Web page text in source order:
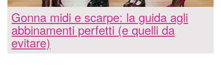
Gonna midi e scarpe: la guida agli
abbinamenti perfetti (e quelli da
evitare)